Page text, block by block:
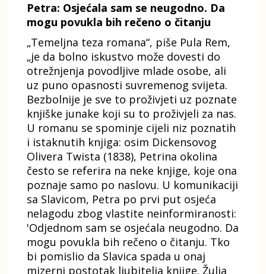
Petra: Osjećala sam se neugodno. Da
mogu povukla bih rečeno o čitanju
„Temeljna teza romana“, piše Pula Rem,
„je da bolno iskustvo može dovesti do
otrežnjenja povodljive mlade osobe, ali
uz puno opasnosti suvremenog svijeta.
Bezbolnije je sve to proživjeti uz poznate
knjiške junake koji su to proživjeli za nas.
U romanu se spominje cijeli niz poznatih
i istaknutih knjiga: osim Dickensovog
Olivera Twista (1838), Petrina okolina
često se referira na neke knjige, koje ona
poznaje samo po naslovu. U komunikaciji
sa Slavicom, Petra po prvi put osjeća
nelagodu zbog vlastite neinformiranosti:
'Odjednom sam se osjećala neugodno. Da
mogu povukla bih rečeno o čitanju. Tko
bi pomislio da Slavica spada u onaj
mizerni postotak ljubitelja knjige. Žulja